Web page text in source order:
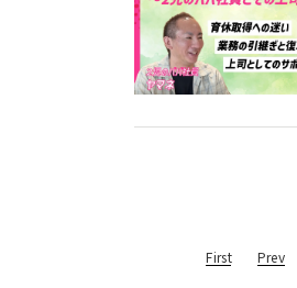
First Prev